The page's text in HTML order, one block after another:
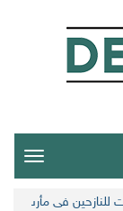
للنازحين في مأرب